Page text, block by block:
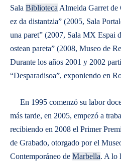
Sala Biblioteca Almeida Garret de
ez da distantzia” (2005, Sala
una paret” (2007, Sala MX Espai
ostean pareta” (2008, Museo de
Durante los años 2001 y 2002
“Desparadisoa”, exponiendo en
En 1995 comenzó su labor
más tarde, en 2005, empezó a
recibiendo en 2008 el Primer
de Grabado, otorgado por el
Contemporáneo de Marbella. A lo